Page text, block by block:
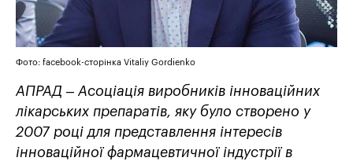
Фото: facebook-сторінка Vitaliy Gordienko
АПРАД – Асоціація виробників інноваційних
лікарських препаратів, яку було створено у
2007 році для представлення інтересів
інноваційної фармацевтичної індустрії в